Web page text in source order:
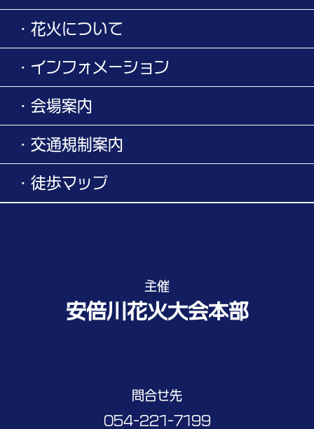
・花火について
・インフォメーション
・会場案内
・交通規制案内
・徒歩マップ
主催
安倍川花火大会本部
問合せ先
054-221-7199